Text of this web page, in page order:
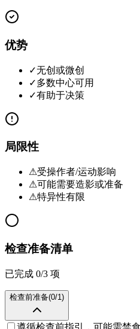
优势
✓无创或微创
✓多数中心可用
✓有助于决策
局限性
⚠受操作者/运动影响
⚠可能需要造影或准备
⚠特异性有限
检查准备清单
已完成 0/3 项
检查前准备(0/1)
遵循检查前指引，可能需禁